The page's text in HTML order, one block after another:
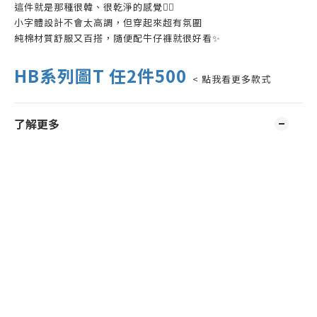
這件就是那種很韓、很乾淨的感覺😮‍💨
小字體設計不會太高調，但穿起來超有氛圍
純棉材質舒服又百搭，隨便配牛仔褲就很好看✨
HB系列圖T 任2件500 < 點我看更多款式
了解更多